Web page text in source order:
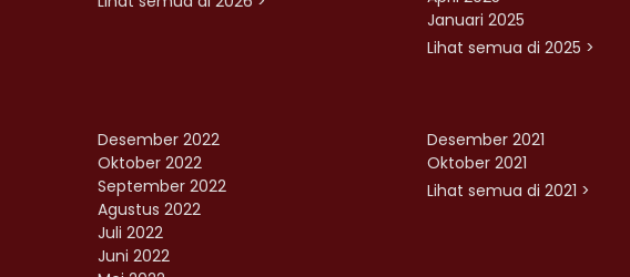
Januari 2025
Lihat semua di 2025 >
Desember 2022
Oktober 2022
September 2022
Agustus 2022
Juli 2022
Juni 2022
Desember 2021
Oktober 2021
Lihat semua di 2021 >